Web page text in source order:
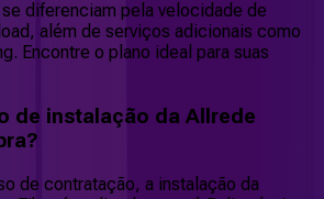
diferenciam pela velocidade de
além de serviços adicionais como
Encontre o plano ideal para suas
de instalação da Allrede
de contratação, a instalação da